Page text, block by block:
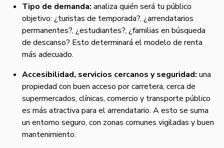
Tipo de demanda: analiza quién será tu público
objetivo: ¿turistas de temporada?, ¿arrendatarios
permanentes?, ¿estudiantes?, ¿familias en búsqueda
de descanso? Esto determinará el modelo de renta
más adecuado.
Accesibilidad, servicios cercanos y seguridad: una
propiedad con buen acceso por carretera, cerca de
supermercados, clínicas, comercio y transporte público
es más atractiva para el arrendatario. A esto se suma
un entorno seguro, con zonas comunes vigiladas y buen
mantenimiento.